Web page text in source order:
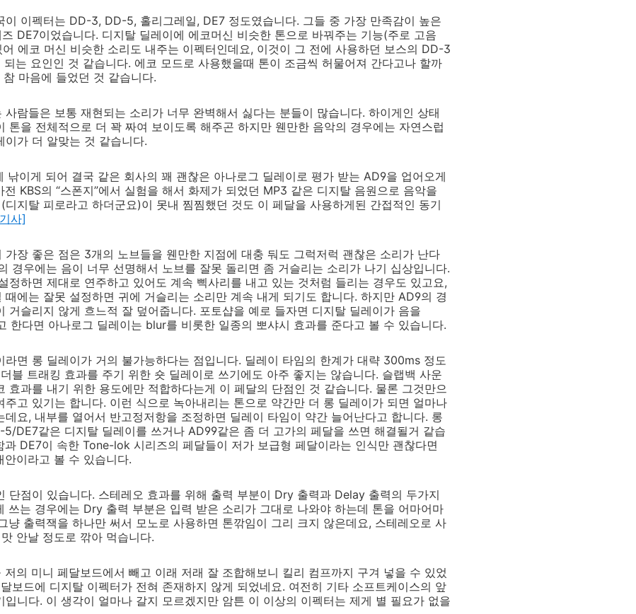
이 이펙터는 DD-3, DD-5, 홀리그레일, DE7 정도였습니다. 그들 중 가장 만족감이 높은
DE7이었습니다. 디지탈 딜레이에 에코머신 비슷한 톤으로 바꿔주는 기능(주로 고음
에코 머신 비슷한 소리도 내주는 이펙터인데요, 이것이 그 전에 사용하던 보스의 DD-3
는 요인인 것 같습니다. 에코 모드로 사용했을때 톤이 조금씩 허물어져 간다고나 할까
마음에 들었던 것 같습니다.
사람들은 보통 재현되는 소리가 너무 완벽해서 싫다는 분들이 많습니다. 하이게인 상태
톤을 전체적으로 더 꽉 짜여 보이도록 해주곤 하지만 웬만한 음악의 경우에는 자연스럽
이가 더 알맞는 것 같습니다.
낚이게 되어 결국 같은 회사의 꽤 괜찮은 아나로그 딜레이로 평가 받는 AD9을 업어오게
KBS의 “스폰지”에서 실험을 해서 화제가 되었던 MP3 같은 디지탈 음원으로 음악을
지탈 피로라고 하더군요)이 못내 찜찜했던 것도 이 페달을 사용하게된 간접적인 동기
사]
가장 좋은 점은 3개의 노브들을 웬만한 지점에 대충 둬도 그럭저럭 괜찮은 소리가 난다
경우에는 음이 너무 선명해서 노브를 잘못 돌리면 좀 거슬리는 소리가 나기 십상입니다.
정하면 제대로 연주하고 있어도 계속 삑사리를 내고 있는 것처럼 들리는 경우도 있고요,
때에는 잘못 설정하면 귀에 거슬리는 소리만 계속 내게 되기도 합니다. 하지만 AD9의 경
거슬리지 않게 흐느적 잘 덮어줍니다. 포토샵을 예로 들자면 디지탈 딜레이가 음을
한다면 아나로그 딜레이는 blur를 비롯한 일종의 뽀샤시 효과를 준다고 볼 수 있습니다.
라면 롱 딜레이가 거의 불가능하다는 점입니다. 딜레이 타임의 한계가 대략 300ms 정도
블 트래킹 효과를 주기 위한 숏 딜레이로 쓰기에도 아주 좋지는 않습니다. 슬랩백 사운
효과를 내기 위한 용도에만 적합하다는게 이 페달의 단점인 것 같습니다. 물론 그것만으
주고 있기는 합니다. 이런 식으로 녹아내리는 톤으로 약간만 더 롱 딜레이가 되면 얼마나
데요, 내부를 열어서 반고정저항을 조정하면 딜레이 타임이 약간 늘어난다고 합니다. 롱
DE7같은 디지탈 딜레이를 쓰거나 AD99같은 좀 더 고가의 페달을 쓰면 해결될거 같습
과 DE7이 속한 Tone-lok 시리즈의 페달들이 저가 보급형 페달이라는 인식만 괜찮다면
이라고 볼 수 있습니다.
단점이 있습니다. 스테레오 효과를 위해 출력 부분이 Dry 출력과 Delay 출력의 두가지
쓰는 경우에는 Dry 출력 부분은 입력 받은 소리가 그대로 나와야 하는데 톤을 어마어마
냥 출력잭을 하나만 써서 모노로 사용하면 톤깎임이 그리 크지 않은데요, 스테레오로 사
안날 정도로 깎아 먹습니다.
의 미니 페달보드에서 빼고 이래 저래 잘 조합해보니 킬리 컴프까지 구겨 넣을 수 있었
보드에 디지탈 이펙터가 전혀 존재하지 않게 되었네요. 여전히 기타 소프트케이스의 앞
입니다. 이 생각이 얼마나 갈지 모르겠지만 암튼 이 이상의 이펙터는 제게 별 필요가 없을